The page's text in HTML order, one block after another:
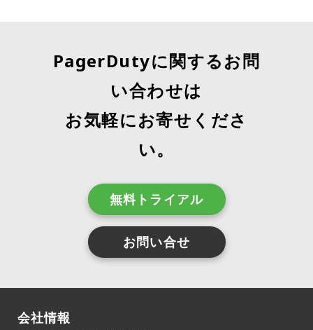
PagerDutyに関するお問
い合わせは
お気軽にお寄せくださ
い。
無料トライアル
お問い合せ
会社情報